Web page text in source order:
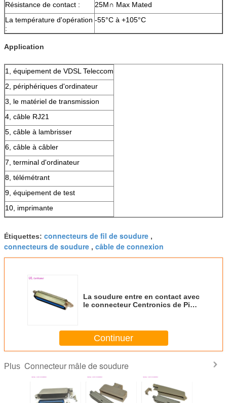
Résistance de contact :
25M∩ Max Mated
La température d'opération
:
-55°C à +105°C
Application
1, équipement de VDSL Teleccom
2, périphériques d'ordinateur
3, le matériel de transmission
4, câble RJ21
5, câble à lambrisser
6, câble à câbler
7, terminal d'ordinateur
8, télémétrant
9, équipement de test
10, imprimante
Étiquettes: connecteurs de fil de soudure ,
connecteurs de soudure , câble de connexion
La soudure entre en contact avec
le connecteur Centronics de Pin
Continuer
Plus Connecteur mâle de soudure